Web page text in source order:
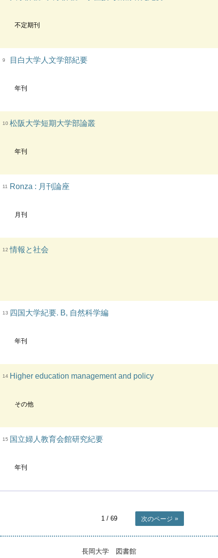
不定期刊
9 目白大学人文学部紀要
年刊
10 松阪大学短期大学部論叢
年刊
11 Ronza : 月刊論座
月刊
12 情報と社会
13 四国大学紀要. B, 自然科学編
年刊
14 Higher education management and policy
その他
15 国立婦人教育会館研究紀要
年刊
1/ 69 次のページ
長岡大学 図書館